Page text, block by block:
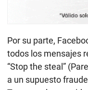
Por su parte,
todos los mensajes
“Stop the steal”
a un supuesto